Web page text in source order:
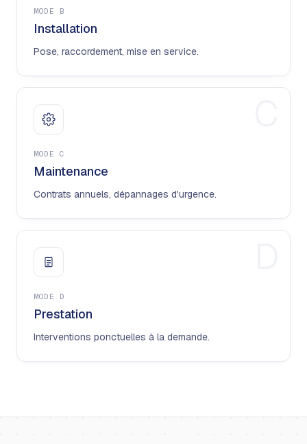
MODE B
Installation
Pose, raccordement, mise en service.
MODE C
Maintenance
Contrats annuels, dépannages d'urgence.
MODE D
Prestation
Interventions ponctuelles à la demande.